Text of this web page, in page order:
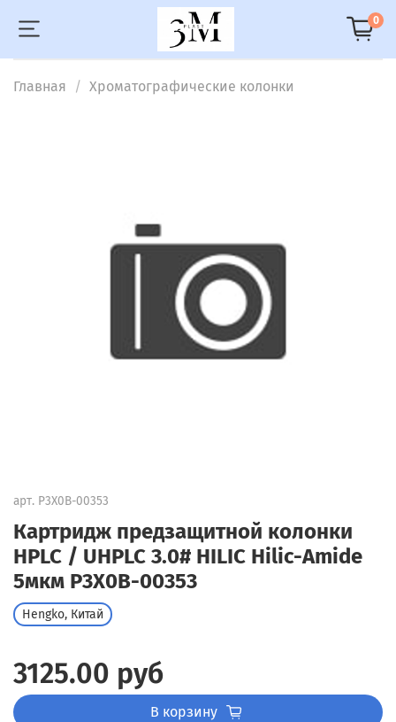
0
Главная Хроматографические колонки
арт. P3X0B-00353
Картридж предзащитной колонки
HPLC / UHPLC 3.0# HILIC Hilic-Amide
5мкм P3X0B-00353
Hengko, Китай
3125.00 руб
В корзину